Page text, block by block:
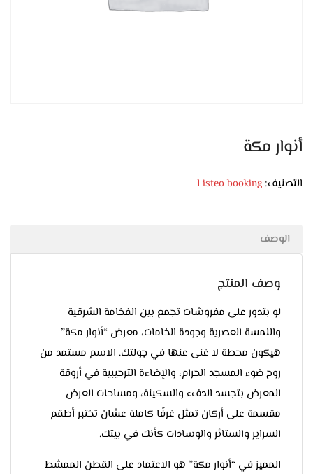
أنوار مكة
التصنيف: Listeo booking
الوصف
وصف المنتج
لو بتدور على مفروشات تجمع بين الفخامة الشرقية
واللمسة العصرية وجودة الخامات، معرض “أنوار مكة”
هيكون محطة لا غنى عنها في جولتك. الاسم مستمد من
روح ضوء المسجد الحرام، والإضاءة الترحيبية في أروقة
المعرض بتجسد الدفء والسكينة، ومساحات العرض
مقسمة على أركان تمثل غرفًا كاملة عشان تختبر أطقم
السراير والستائر والوسادات كأنك في بيتك.
المميز في “أنوار مكة” هو الاعتماد على القطن الممشط